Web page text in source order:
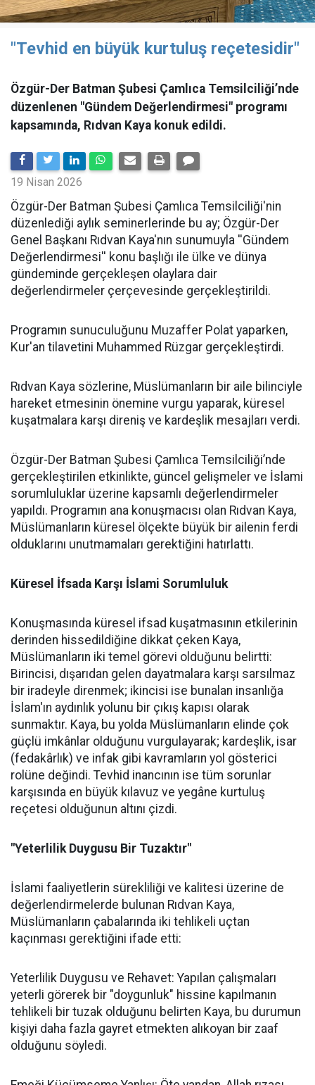
"Tevhid en büyük kurtuluş reçetesidir"
Özgür-Der Batman Şubesi Çamlıca Temsilciliği’nde
düzenlenen "Gündem Değerlendirmesi" programı
kapsamında, Rıdvan Kaya konuk edildi.
19 Nisan 2026
​Özgür-Der Batman Şubesi Çamlıca Temsilciliği'nin
düzenlediği aylık seminerlerinde bu ay; Özgür-Der
Genel Başkanı Rıdvan Kaya'nın sunumuyla ''Gündem
Değerlendirmesi'' konu başlığı ile ülke ve dünya
gündeminde gerçekleşen olaylara dair
değerlendirmeler çerçevesinde gerçekleştirildi.
Programın sunuculuğunu Muzaffer Polat yaparken,
Kur'an tilavetini Muhammed Rüzgar gerçekleştirdi.
Rıdvan Kaya sözlerine, Müslümanların bir aile bilinciyle
hareket etmesinin önemine vurgu yaparak, küresel
kuşatmalara karşı direniş ve kardeşlik mesajları verdi.
Özgür-Der Batman Şubesi Çamlıca Temsilciliği’nde
gerçekleştirilen etkinlikte, güncel gelişmeler ve İslami
sorumluluklar üzerine kapsamlı değerlendirmeler
yapıldı. Programın ana konuşmacısı olan Rıdvan Kaya,
Müslümanların küresel ölçekte büyük bir ailenin ferdi
olduklarını unutmamaları gerektiğini hatırlattı.
Küresel İfsada Karşı İslami Sorumluluk
Konuşmasında küresel ifsad kuşatmasının etkilerinin
derinden hissedildiğine dikkat çeken Kaya,
Müslümanların iki temel görevi olduğunu belirtti:
Birincisi, dışarıdan gelen dayatmalara karşı sarsılmaz
bir iradeyle direnmek; ikincisi ise bunalan insanlığa
İslam'ın aydınlık yolunu bir çıkış kapısı olarak
sunmaktır. Kaya, bu yolda Müslümanların elinde çok
güçlü imkânlar olduğunu vurgulayarak; kardeşlik, isar
(fedakârlık) ve infak gibi kavramların yol gösterici
rolüne değindi. Tevhid inancının ise tüm sorunlar
karşısında en büyük kılavuz ve yegâne kurtuluş
reçetesi olduğunun altını çizdi.
"Yeterlilik Duygusu Bir Tuzaktır"
İslami faaliyetlerin sürekliliği ve kalitesi üzerine de
değerlendirmelerde bulunan Rıdvan Kaya,
Müslümanların çabalarında iki tehlikeli uçtan
kaçınması gerektiğini ifade etti:
Yeterlilik Duygusu ve Rehavet: Yapılan çalışmaları
yeterli görerek bir "doygunluk" hissine kapılmanın
tehlikeli bir tuzak olduğunu belirten Kaya, bu durumun
kişiyi daha fazla gayret etmekten alıkoyan bir zaaf
olduğunu söyledi.